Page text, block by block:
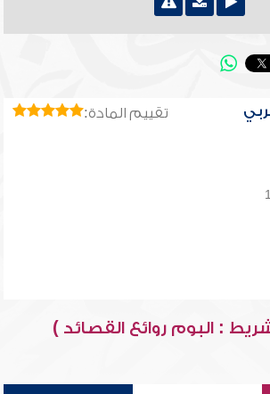
تقييم المادة:
: البوم روائع القصائد )